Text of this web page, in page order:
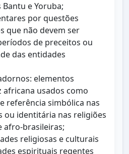
e Yoruba;
por questões
que não devem ser
de preceitos ou
das entidades
elementos
usados como
referência simbólica nas
ou identitária nas religiões
afro-brasileiras;
religiosas e culturais
espirituais regentes